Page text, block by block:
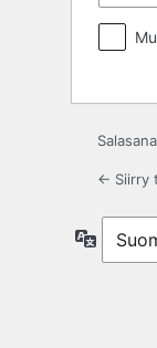
← Siirry
Kieli